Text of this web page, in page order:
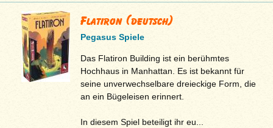
Flatiron (deutsch)
Pegasus Spiele
Das Flatiron Building ist ein berühmtes
Hochhaus in Manhattan. Es ist bekannt für
seine unverwechselbare dreieckige Form, die
an ein Bügeleisen erinnert.
In diesem Spiel beteiligt ihr eu...